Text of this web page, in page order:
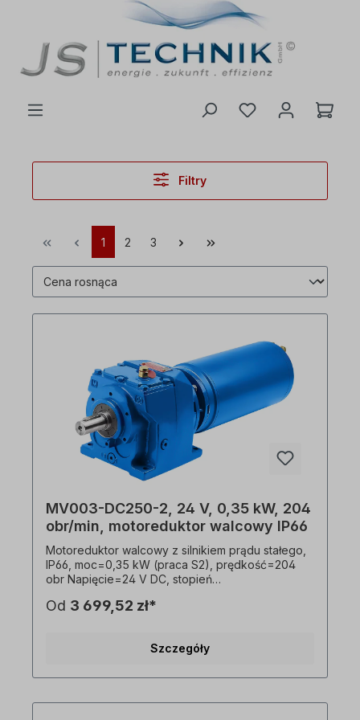
Filtry
1 2 3
MV003-DC250-2, 24 V, 0,35 kW, 204
obr/min, motoreduktor walcowy IP66
Motoreduktor walcowy z silnikiem prądu stałego,
IP66, moc=0,35 kW (praca S2), prędkość=204
obr Napięcie=24 V DC, stopień
prądu=24 V/20,5 A, Tryb pracy=S2 (praca
obrotowy=18,0 Nm, współczynnik serwisowy
waga=16,2 kg Opcjonalnie dostępny jest
Od 3 699,52 zł*
Szczegóły